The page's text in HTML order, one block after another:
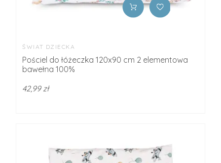
ŚWIAT DZIECKA
Pościel do łóżeczka 120x90 cm 2 elementowa
bawełna 100%
42,99 zł